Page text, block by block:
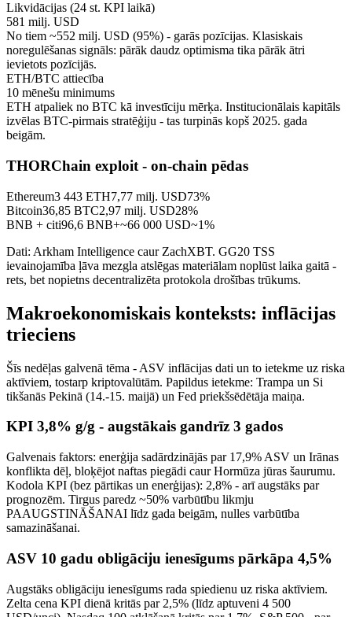
Likvidācijas (24 st. KPI laikā)
581 milj. USD
No tiem ~552 milj. USD (95%) - garās pozīcijas. Klasiskais
noregulēšanas signāls: pārāk daudz optimisma tika pārāk ātri
ievietots pozīcijās.
ETH/BTC attiecība
10 mēnešu minimums
ETH atpaliek no BTC kā investīciju mērķa. Institucionālais kapitāls
izvēlas BTC-pirmais stratēģiju - tas turpinās kopš 2025. gada
beigām.
THORChain exploit - on-chain pēdas
Ethereum3 443 ETH7,77 milj. USD73%
Bitcoin36,85 BTC2,97 milj. USD28%
BNB + citi96,6 BNB+~66 000 USD~1%
Dati: Arkham Intelligence caur ZachXBT. GG20 TSS
ievainojamība ļāva mezgla atslēgas materiālam noplūst laika gaitā -
rets, bet nopietns decentralizēta protokola drošības trūkums.
Makroekonomiskais konteksts: inflācijas
trieciens
Šīs nedēļas galvenā tēma - ASV inflācijas dati un to ietekme uz riska
aktīviem, tostarp kriptovalūtām. Papildus ietekme: Trampa un Si
tikšanās Pekinā (14.-15. maijā) un Fed priekšsēdētāja maiņa.
KPI 3,8% g/g - augstākais gandrīz 3 gados
Galvenais faktors: enerģija sadārdzinājās par 17,9% ASV un Irānas
konflikta dēļ, bloķējot naftas piegādi caur Hormūza jūras šaurumu.
Kodola KPI (bez pārtikas un enerģijas): 2,8% - arī augstāks par
prognozēm. Tirgus paredz ~50% varbūtību likmju
PAAUGSTINĀŠANAI līdz gada beigām, nulles varbūtība
samazināšanai.
ASV 10 gadu obligāciju ienesīgums pārkāpa 4,5%
Augstāks obligāciju ienesīgums rada spiedienu uz riska aktīviem.
Zelta cena KPI dienā kritās par 2,5% (līdz aptuveni 4 500